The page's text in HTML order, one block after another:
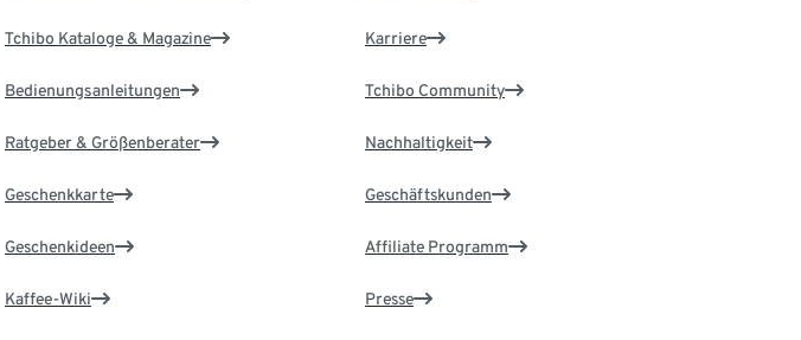
Tchibo Kataloge & Magazine
Bedienungsanleitungen
Ratgeber & Größenberater
Geschenkkarte
Geschenkideen
Kaffee-Wiki
Karriere
Tchibo Community
Nachhaltigkeit
Geschäftskunden
Affiliate Programm
Presse